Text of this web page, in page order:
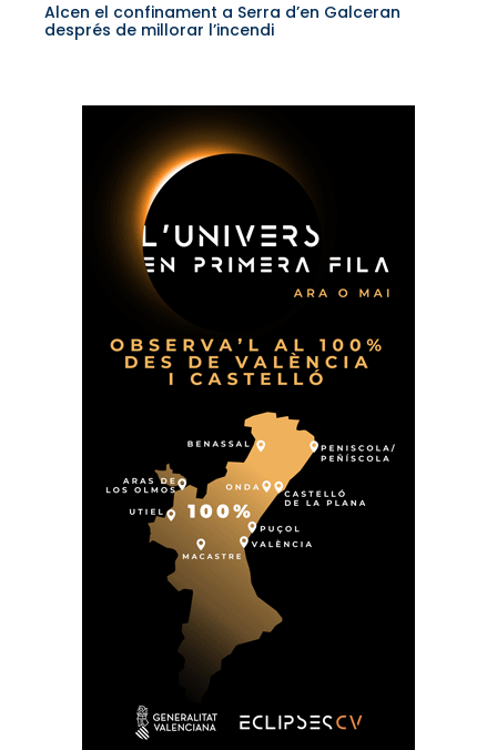
Alcen el confinament a Serra d’en Galceran
després de millorar l’incendi